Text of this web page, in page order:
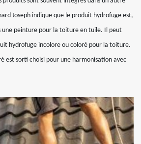
Joseph indique que le produit hydrofuge est,
une peinture pour la toiture en tuile. Il peut
hydrofuge incolore ou coloré pour la toiture.
est sorti choisi pour une harmonisation avec